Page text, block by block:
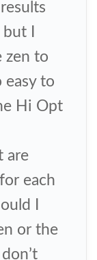
I
zen to
easy to
Hi Opt
are
each
I
or the